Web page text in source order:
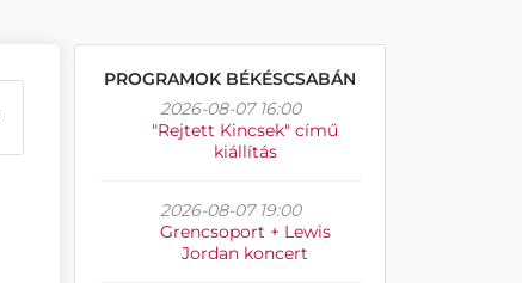
PROGRAMOK BÉKÉSCSABÁN
2026-08-07 16:00
"Rejtett Kincsek" című
kiállítás
2026-08-07 19:00
Grencsoport + Lewis
Jordan koncert